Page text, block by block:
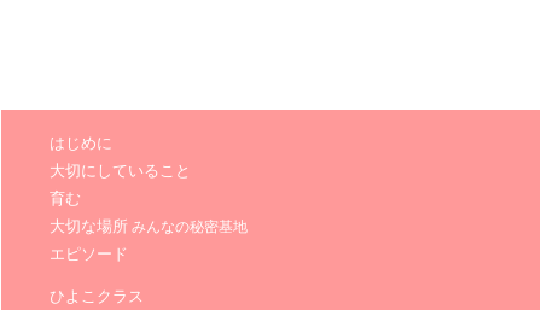
はじめに
大切にしていること
育む
大切な場所 みんなの秘密基地
エピソード
ひよこクラス